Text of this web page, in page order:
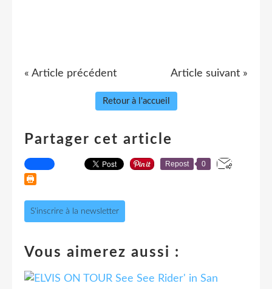
« Article précédent Article suivant »
Retour à l'accueil
Partager cet article
Repost 0
S'inscrire à la newsletter
Vous aimerez aussi :